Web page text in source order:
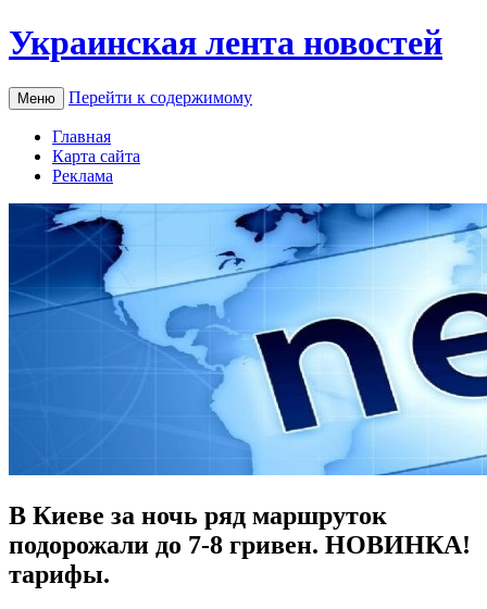
Украинская лента новостей
Меню Перейти к содержимому
Главная
Карта сайта
Реклама
В Киеве за ночь ряд маршруток
подорожали до 7-8 гривен. НОВИНКА!
тарифы.